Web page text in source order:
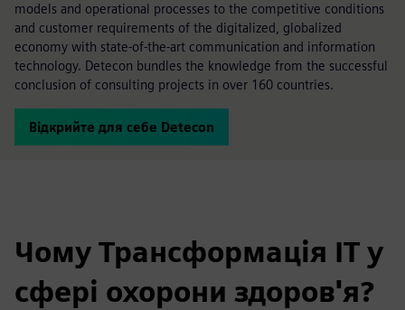
models and operational processes to the competitive conditions
and customer requirements of the digitalized, globalized
economy with state-of-the-art communication and information
technology. Detecon bundles the knowledge from the successful
conclusion of consulting projects in over 160 countries.
Відкрийте для себе Detecon
Чому Трансформація IT у
сфері охорони здоров'я?